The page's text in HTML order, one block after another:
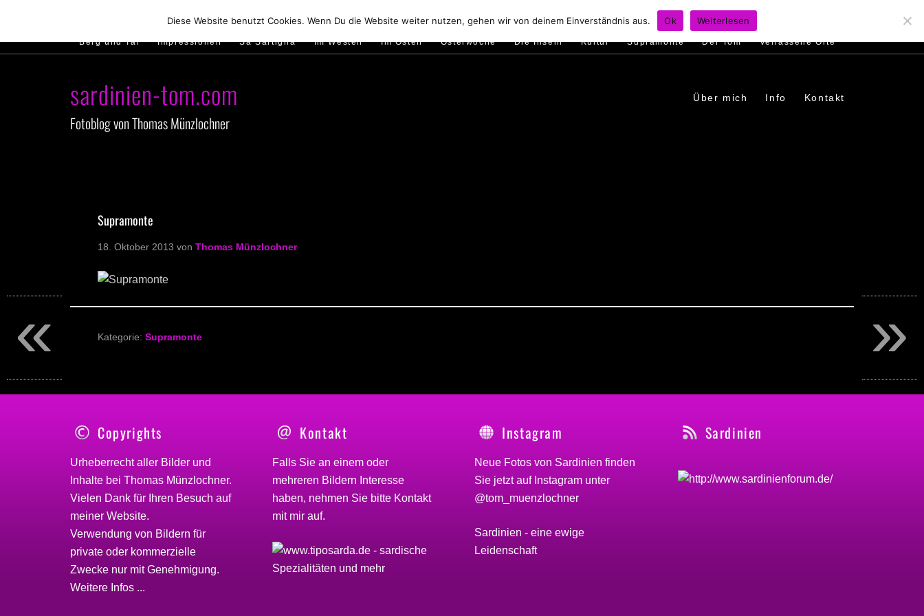
Traumstrände Feste feiern Golfo di Orosei Im Norden Im Süden Gallura Murales Ambiente Menschen
Berg und Tal Impressionen Sa Sartiglia Im Westen Im Osten Osterwoche Die Inseln Kultur Supramonte Der Tom Verlassene Orte
sardinien-tom.com
Fotoblog von Thomas Münzlochner
Über mich Info Kontakt
Supramonte
18. Oktober 2013 von Thomas Münzlochner
Kategorie: Supramonte
Copyrights
Urheberrecht aller Bilder und
Inhalte bei Thomas Münzlochner.
Vielen Dank für Ihren Besuch auf
meiner Website.
Verwendung von Bildern für
private oder kommerzielle
Zwecke nur mit Genehmigung.
Weitere Infos ...
Kontakt
Falls Sie an einem oder
mehreren Bildern Interesse
haben, nehmen Sie bitte Kontakt
mit mir auf.
Instagram
Neue Fotos von Sardinien finden
Sie jetzt auf Instagram unter
@tom_muenzlochner
Sardinien - eine ewige
Leidenschaft
Sardinien
»
«
Diese Website benutzt Cookies. Wenn Du die Website weiter nutzen, gehen wir von deinem Einverständnis aus. Ok Weiterlesen